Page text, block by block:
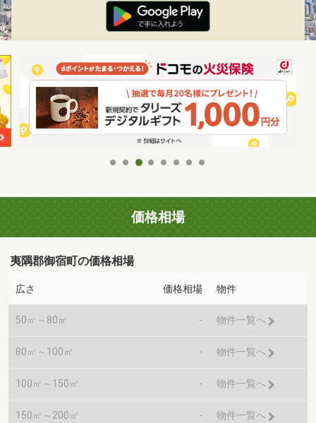
価格相場
夷隅郡御宿町の価格相場
広さ 価格相場 物件
50㎡～80㎡ - 物件一覧へ
80㎡～100㎡ - 物件一覧へ
100㎡～150㎡ - 物件一覧へ
150㎡～200㎡ - 物件一覧へ